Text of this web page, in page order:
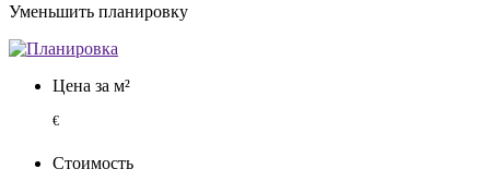
Уменьшить планировку
Цена за м²
€
Стоимость